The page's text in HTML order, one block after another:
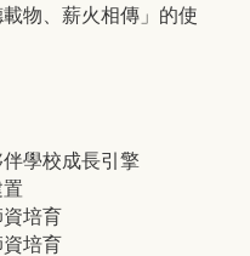
物、薪火相傳」的使
學校成長引擎
資培育
資培育